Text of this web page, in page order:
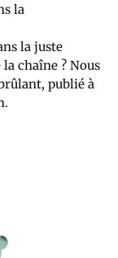
la
la juste
chaîne ? Nous
publié à